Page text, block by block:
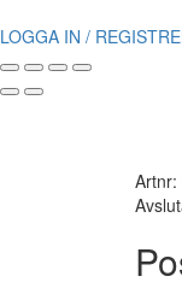
LOGGA IN /
Artnr: